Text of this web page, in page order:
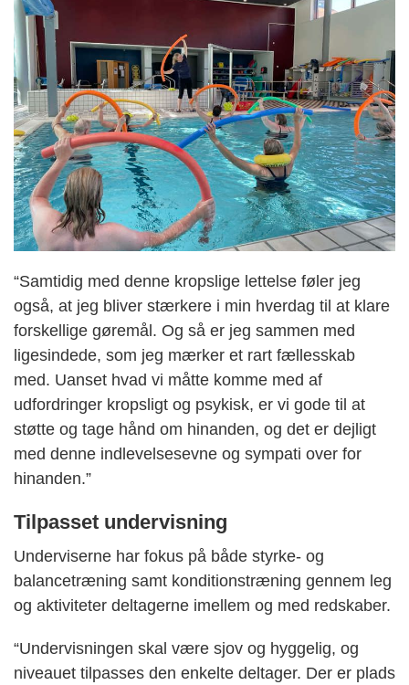
“Samtidig med denne kropslige lettelse føler jeg
også, at jeg bliver stærkere i min hverdag til at klare
forskellige gøremål. Og så er jeg sammen med
ligesindede, som jeg mærker et rart fællesskab
med. Uanset hvad vi måtte komme med af
udfordringer kropsligt og psykisk, er vi gode til at
støtte og tage hånd om hinanden, og det er dejligt
med denne indlevelsesevne og sympati over for
hinanden.”
Tilpasset undervisning
Underviserne har fokus på både styrke- og
balancetræning samt konditionstræning gennem leg
og aktiviteter deltagerne imellem og med redskaber.
“Undervisningen skal være sjov og hyggelig, og
niveauet tilpasses den enkelte deltager. Der er plads